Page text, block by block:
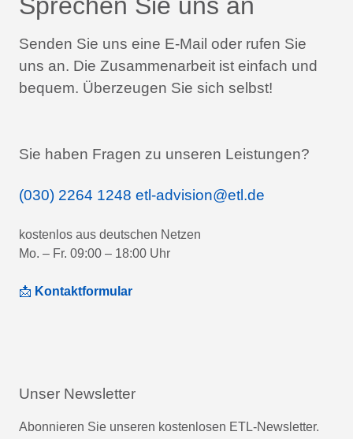
Senden Sie uns eine E-Mail oder rufen Sie
uns an. Die Zusammenarbeit ist einfach und
bequem. Überzeugen Sie sich selbst!
Sie haben Fragen zu unseren Leistungen?
(030) 2264 1248 etl-advision@etl.de
kostenlos aus deutschen Netzen
Mo. – Fr. 09:00 – 18:00 Uhr
📩 Kontaktformular
Unser Newsletter
Abonnieren Sie unseren kostenlosen ETL-Newsletter.